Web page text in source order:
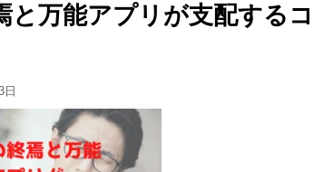
と万能アプリが支配する
日